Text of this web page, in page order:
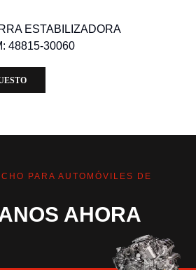
ESTABILIZADORA
48815-30060
PARA AUTOMÓVILES DE
AHORA